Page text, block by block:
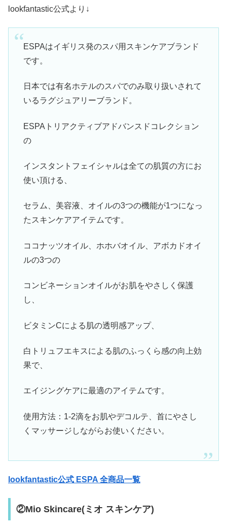
lookfantastic公式より↓
ESPAはイギリス発のスパ用スキンケアブランド
です。
日本では有名ホテルのスパでのみ取り扱いされて
いるラグジュアリーブランド。
ESPAトリアクティブアドバンスドコレクション
の
インスタントフェイシャルは全ての肌質の方にお
使い頂ける、
セラム、美容液、オイルの3つの機能が1つになっ
たスキンケアアイテムです。
ココナッツオイル、ホホバオイル、アボカドオイ
ルの3つの
コンビネーションオイルがお肌をやさしく保護
し、
ビタミンCによる肌の透明感アップ、
白トリュフエキスによる肌のふっくら感の向上効
果で、
エイジングケアに最適のアイテムです。
使用方法：1-2滴をお肌やデコルテ、首にやさし
くマッサージしながらお使いください。
lookfantastic公式 ESPA 全商品一覧
②Mio Skincare(ミオ スキンケア)